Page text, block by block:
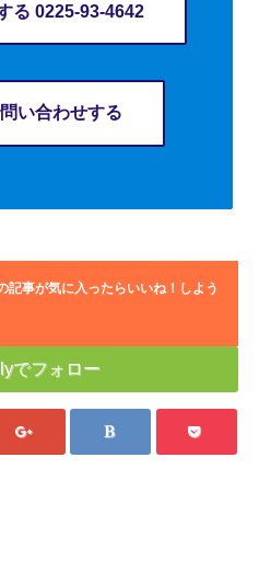
る 0225-93-4642
い合わせする
記事が気に入ったらいいね！しよう
でフォロー